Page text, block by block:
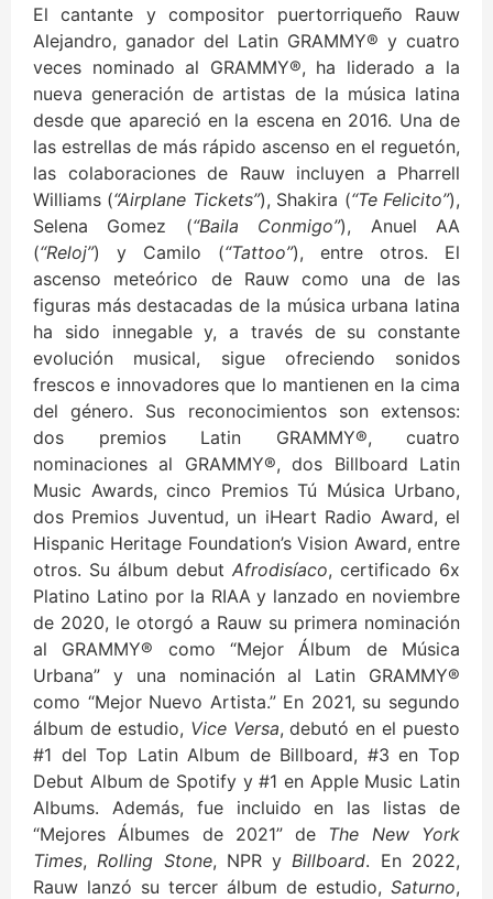
El cantante y compositor puertorriqueño Rauw
Alejandro, ganador del Latin GRAMMY® y cuatro
veces nominado al GRAMMY®, ha liderado a la
nueva generación de artistas de la música latina
desde que apareció en la escena en 2016. Una de
las estrellas de más rápido ascenso en el reguetón,
las colaboraciones de Rauw incluyen a Pharrell
Williams (“Airplane Tickets”), Shakira (“Te Felicito”),
Selena Gomez (“Baila Conmigo”), Anuel AA
(“Reloj”) y Camilo (“Tattoo”), entre otros. El
ascenso meteórico de Rauw como una de las
figuras más destacadas de la música urbana latina
ha sido innegable y, a través de su constante
evolución musical, sigue ofreciendo sonidos
frescos e innovadores que lo mantienen en la cima
del género. Sus reconocimientos son extensos:
dos premios Latin GRAMMY®, cuatro
nominaciones al GRAMMY®, dos Billboard Latin
Music Awards, cinco Premios Tú Música Urbano,
dos Premios Juventud, un iHeart Radio Award, el
Hispanic Heritage Foundation’s Vision Award, entre
otros. Su álbum debut Afrodisíaco, certificado 6x
Platino Latino por la RIAA y lanzado en noviembre
de 2020, le otorgó a Rauw su primera nominación
al GRAMMY® como “Mejor Álbum de Música
Urbana” y una nominación al Latin GRAMMY®
como “Mejor Nuevo Artista.” En 2021, su segundo
álbum de estudio, Vice Versa, debutó en el puesto
#1 del Top Latin Album de Billboard, #3 en Top
Debut Album de Spotify y #1 en Apple Music Latin
Albums. Además, fue incluido en las listas de
“Mejores Álbumes de 2021” de The New York
Times, Rolling Stone, NPR y Billboard. En 2022,
Rauw lanzó su tercer álbum de estudio, Saturno,